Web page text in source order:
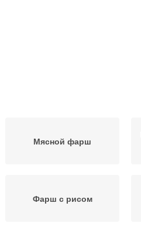
Мясной фарш
Фарш с рисом